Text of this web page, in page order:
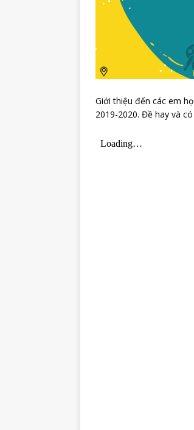
Giới thiệu đến các em
2019-2020. Đề hay và